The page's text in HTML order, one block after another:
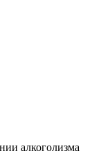
алкоголизма